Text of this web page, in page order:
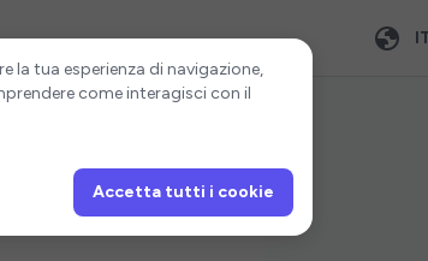
la tua esperienza di navigazione,
come interagisci con il
Accetta tutti i cookie